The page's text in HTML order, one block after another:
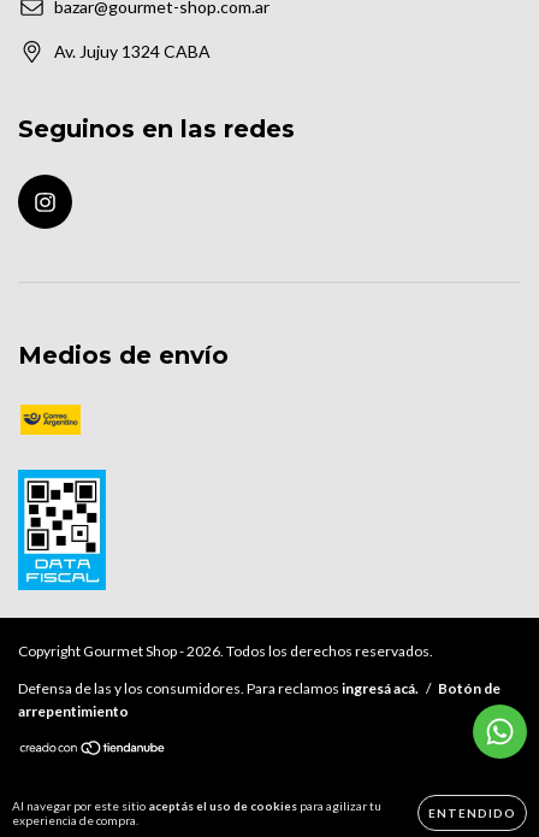
Al navegar por este sitio aceptás el uso de cookies para agilizar tu
experiencia de compra.
ENTENDIDO
bazar@gourmet-shop.com.ar
Av. Jujuy 1324 CABA
Seguinos en las redes
Medios de envío
Copyright Gourmet Shop - 2026. Todos los derechos reservados.
Defensa de las y los consumidores. Para reclamos ingresá acá. / Botón de
arrepentimiento